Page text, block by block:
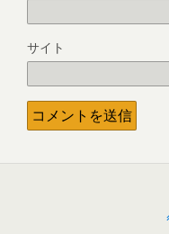
サイト